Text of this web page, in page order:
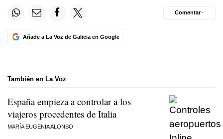
Añade a La Voz de Galicia en Google
Comentar ·
También en La Voz
España empieza a controlar a los
viajeros procedentes de Italia
MARÍA EUGENIA ALONSO